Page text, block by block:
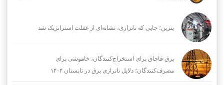
بنزین؛ جایی که ناترازی، نشانه‌ای از غفلت استراتژیک شد
برق قاچاق برای استخراج‌کنندگان، خاموشی برای
مصرف‌کنندگان؛ دلایل ناترازی برق در تابستان ۱۴۰۴